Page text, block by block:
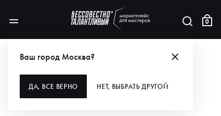
0
Ваш город Москва?
ДА, ВСЕ ВЕРНО НЕТ, ВЫБРАТЬ ДРУГОЙ
ВСЕ КАТЕГОРИИ